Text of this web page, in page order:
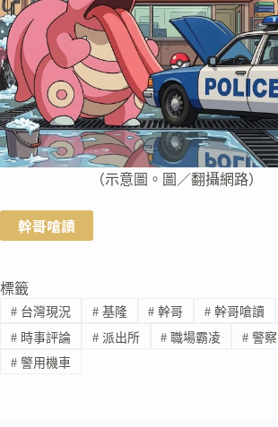
（示意圖。圖／翻攝網路）
幹哥嗆讀
標籤
#台灣現況 #基隆 # 幹哥 # 幹哥嗆讀
#時事評論 #派出所 # 職場霸凌 # 警察
#警用機車